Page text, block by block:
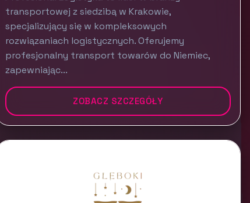
transportowej z siedzibą w Krakowie,
specjalizujący się w kompleksowych
rozwiązaniach logistycznych. Oferujemy
profesjonalny transport towarów do Niemiec,
zapewniając...
ZOBACZ SZCZEGÓŁY